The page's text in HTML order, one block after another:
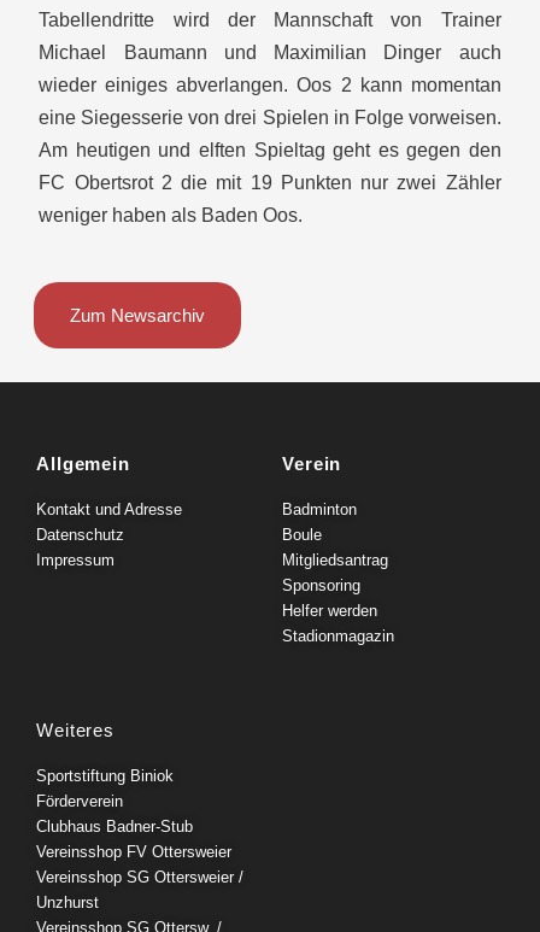
Tabellendritte wird der Mannschaft von Trainer
Michael Baumann und Maximilian Dinger auch
wieder einiges abverlangen. Oos 2 kann momentan
eine Siegesserie von drei Spielen in Folge vorweisen.
Am heutigen und elften Spieltag geht es gegen den
FC Obertsrot 2 die mit 19 Punkten nur zwei Zähler
weniger haben als Baden Oos.
Zum Newsarchiv
Allgemein
Kontakt und Adresse
Datenschutz
Impressum
Verein
Badminton
Boule
Mitgliedsantrag
Sponsoring
Helfer werden
Stadionmagazin
Weiteres
Sportstiftung Biniok
Förderverein
Clubhaus Badner-Stub
Vereinsshop FV Ottersweier
Vereinsshop SG Ottersweier /
Unzhurst
Vereinsshop SG Ottersw. /